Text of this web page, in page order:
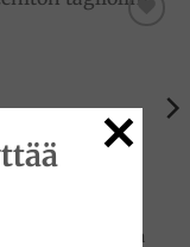
TUOTTEET
gluteeniton pasta